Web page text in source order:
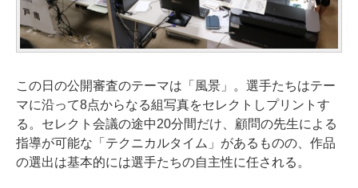
この日の公開審査のテーマは「風景」。選手たちはテー
マに沿って8点からなる組写真をセレクトしプリントす
る。セレクト会議の途中20分間だけ、顧問の先生による
指導が可能な「テクニカルタイム」があるものの、作品
の選出は基本的には選手たちの自主性に任される。